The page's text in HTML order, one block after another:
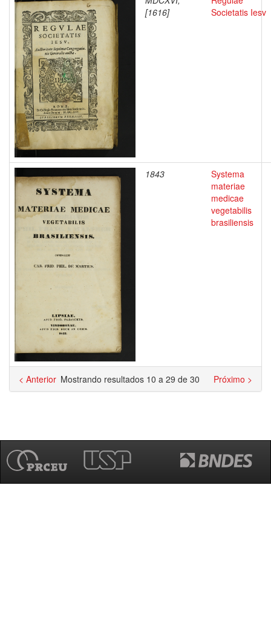
[1616]
Societatis Iesv
1843
Systema
materiae
medicae
vegetabilis
brasiliensis
Mostrando resultados 10 a 29 de 30
< Anterior Próximo >